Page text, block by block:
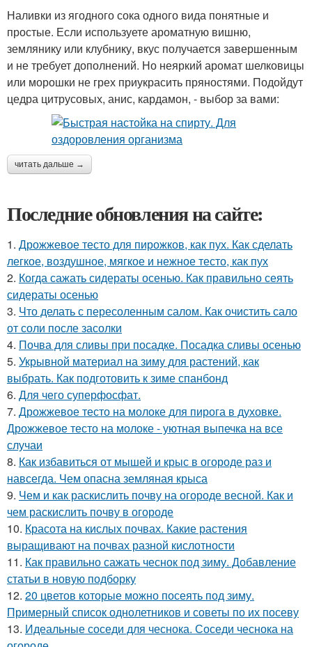
Наливки из ягодного сока одного вида понятные и
простые. Если используете ароматную вишню,
землянику или клубнику, вкус получается завершенным
и не требует дополнений. Но неяркий аромат шелковицы
или морошки не грех приукрасить пряностями. Подойдут
цедра цитрусовых, анис, кардамон, - выбор за вами:
читать дальше →
Последние обновления на сайте:
1. Дрожжевое тесто для пирожков, как пух. Как сделать
легкое, воздушное, мягкое и нежное тесто, как пух
2. Когда сажать сидераты осенью. Как правильно сеять
сидераты осенью
3. Что делать с пересоленным салом. Как очистить сало
от соли после засолки
4. Почва для сливы при посадке. Посадка сливы осенью
5. Укрывной материал на зиму для растений, как
выбрать. Как подготовить к зиме спанбонд
6. Для чего суперфосфат.
7. Дрожжевое тесто на молоке для пирога в духовке.
Дрожжевое тесто на молоке - уютная выпечка на все
случаи
8. Как избавиться от мышей и крыс в огороде раз и
навсегда. Чем опасна земляная крыса
9. Чем и как раскислить почву на огороде весной. Как и
чем раскислить почву в огороде
10. Красота на кислых почвах. Какие растения
выращивают на почвах разной кислотности
11. Как правильно сажать чеснок под зиму. Добавление
статьи в новую подборку
12. 20 цветов которые можно посеять под зиму.
Примерный список однолетников и советы по их посеву
13. Идеальные соседи для чеснока. Соседи чеснока на